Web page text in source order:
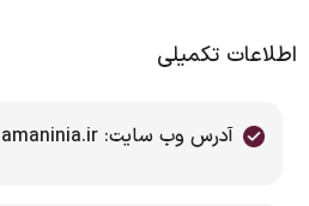
اطلاعات تکمیلی
آدرس وب سایت: www.drzamaninia.ir